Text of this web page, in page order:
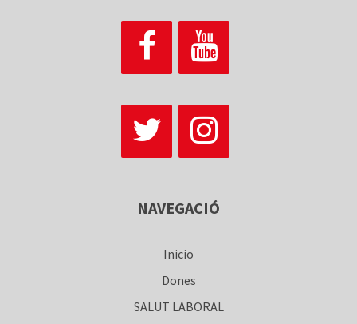
NAVEGACIÓ
Inicio
Dones
SALUT LABORAL